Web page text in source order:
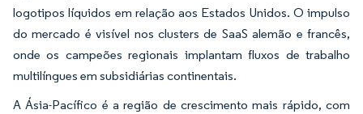
logotipos líquidos em relação aos Estados Unidos. O impulso
do mercado é visível nos clusters de SaaS alemão e francês,
onde os campeões regionais implantam fluxos de trabalho
multilíngues em subsidiárias continentais.
A Ásia-Pacífico é a região de crescimento mais rápido, com